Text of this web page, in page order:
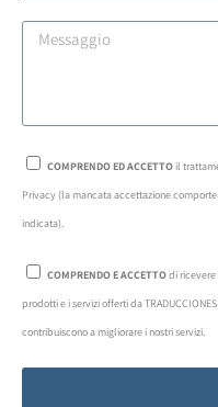
COMPRENDO ED ACCETTO il
Privacy (la mancata accettazione
indicata).
COMPRENDO E ACCETTOdi
prodotti e i servizi offerti da
contribuiscono a migliorare i nostri servizi.